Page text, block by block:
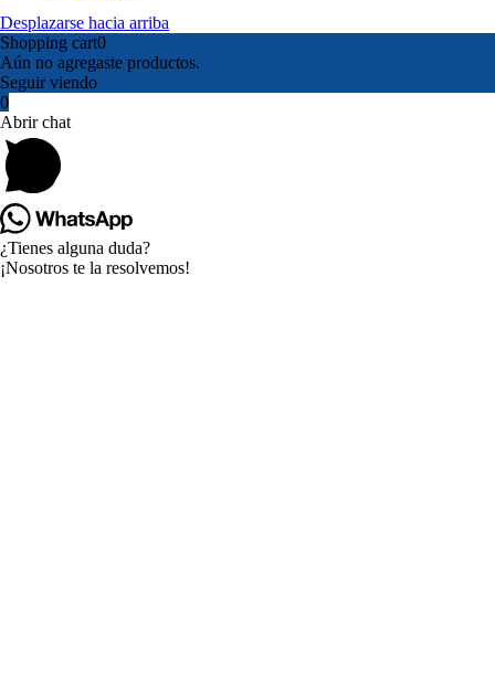
Desplazarse hacia arriba
Shopping cart0
Aún no agregaste productos.
Seguir viendo
0
Abrir chat
¿Tienes alguna duda?
¡Nosotros te la resolvemos!